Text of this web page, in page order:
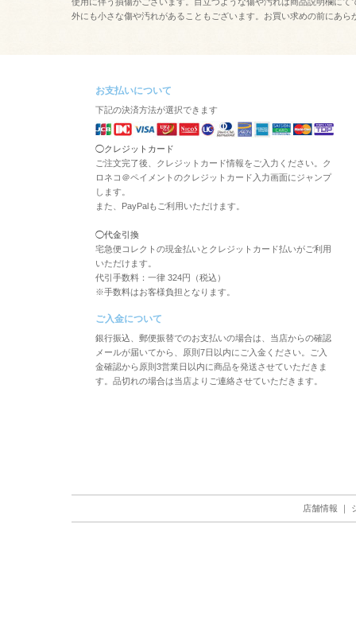
外にも小さな傷や汚れがあることもございます。お買い求めの前にあら
お支払いについて
下記の決済方法が選択できます
◯クレジットカード
ご注文完了後、クレジットカード情報をご入力ください。ク
ロネコ＠ペイメントのクレジットカード入力画面にジャンプ
します。
また、PayPalもご利用いただけます。
◯代金引換
宅急便コレクトの現金払いとクレジットカード払いがご利用
いただけます。
代引手数料：一律 324円（税込）
※手数料はお客様負担となります。
ご入金について
銀行振込、郵便振替でのお支払いの場合は、当店からの確認
メールが届いてから、原則7日以内にご入金ください。ご入
金確認から原則3営業日以内に商品を発送させていただきま
す。品切れの場合は当店よりご連絡させていただきます。
店舗情報 ｜